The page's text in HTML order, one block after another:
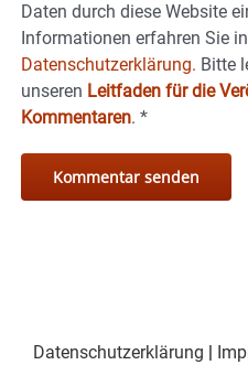
Daten durch diese Website
Informationen erfahren Sie
Datenschutzerklärung. Bitte
unseren Leitfaden für die
Kommentaren. *
Datenschutzerklärung